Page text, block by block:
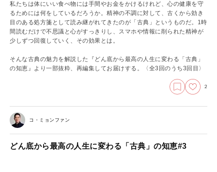
私たちは体にいい食べ物には手間やお金をかけるけれど、心の健康を守
るためには何をしているだろうか。精神の不調に対して、古くから効き
目のある処方箋として読み継がれてきたのが「古典」というものだ。1時
間読むだけで不思議と心がすっきりし、スマホや情報に削られた精神が
少しずつ回復していく、その効果とは。
そんな古典の魅力を解説した『どん底から最高の人生に変わる「古典」
の知恵』より一部抜粋、再編集してお届けする。
〈全3回のうち3回目〉
2
コ・ミョンファン
どん底から最高の人生に変わる「古典」の知恵#3